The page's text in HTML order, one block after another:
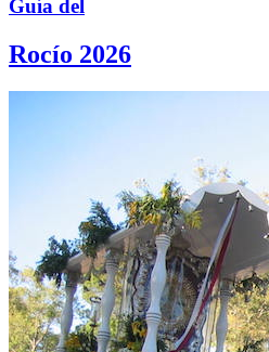
Guía del
Rocío 2026